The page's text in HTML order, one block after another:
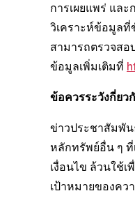
การเผยแพร่ แล
วิเคราะห์ข้อมูลที่
สามารถตรวจสอ
ข้อมูลเพิ่มเติมที่
ข้อควรระวังกี่ย
ข่าวประชาสัมพั
หลักทรัพย์อื่น ๆ ที่
เงื่อนไข ล้วนใช้
เป้าหมายของค